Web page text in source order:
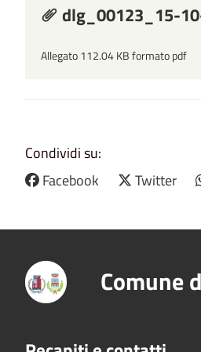
dlg_00123_15-
Allegato 112.04 KB formato pdf
Condividi su:
Facebook
Twitter
Comune